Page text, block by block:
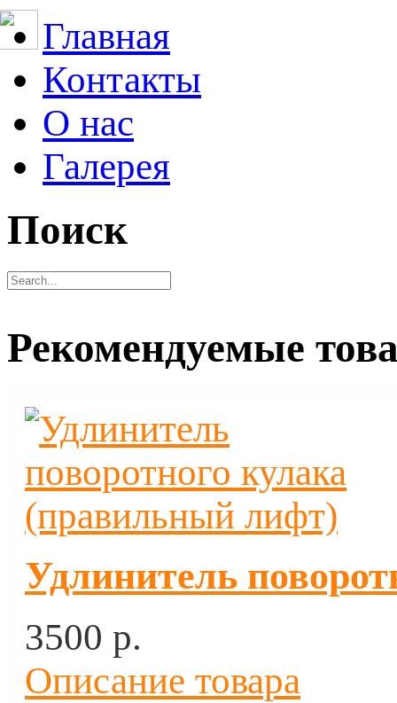
Главная
Контакты
О нас
Галерея
Поиск
Рекомендуемые
Удлинитель
3500 p.
Описание товара